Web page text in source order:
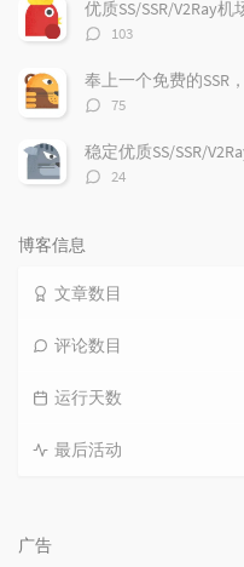
优质SS/SSR/V2Ray机
评
数：
103
奉上一个免费的SSR
评
数：
75
稳定优质SS/SSR/
评
24
博客信息
文章数目
评论数目
运行天数
最后活动
广告